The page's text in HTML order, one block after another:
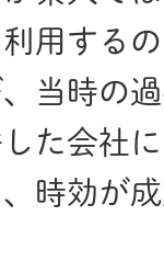
利用する
、当時の
た会社
、時効が